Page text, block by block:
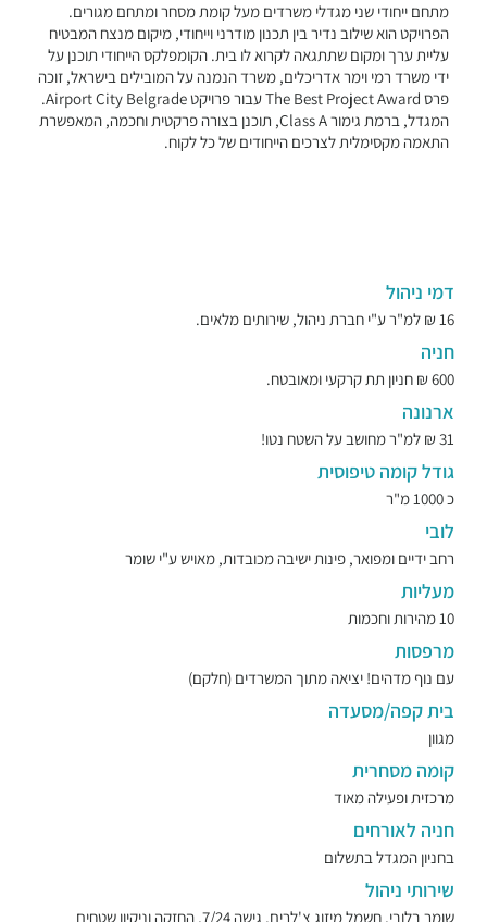
מתחם ייחודי שני מגדלי משרדים מעל קומת מסחר ומתחם מגורים.
הפרויקט הוא שילוב נדיר בין תכנון מודרני וייחודי, מיקום מנצח המבטיח
עליית ערך ומקום שתתגאה לקרוא לו בית. הקומפלקס הייחודי תוכנן על
ידי משרד רמי וימר אדריכלים, משרד הנמנה על המובילים בישראל, זוכה
פרס The Best Project Award עבור פרויקט Airport City Belgrade.
המגדל, ברמת גימור Class A, תוכנן בצורה פרקטית וחכמה, המאפשרת
התאמה מקסימלית לצרכים הייחודים של כל לקוח.
דמי ניהול
16 ₪ למ"ר ע"י חברת ניהול, שירותים מלאים.
חניה
600 ₪ חניון תת קרקעי ומאובטח.
ארנונה
31 ₪ למ"ר מחושב על השטח נטו!
גודל קומה טיפוסית
כ 1000 מ"ר
לובי
רחב ידיים ומפואר, פינות ישיבה מכובדות, מאויש ע"י שומר
מעליות
10 מהירות וחכמות
מרפסות
עם נוף מדהים! יציאה מתוך המשרדים (חלקם)
בית קפה/מסעדה
מגוון
קומה מסחרית
מרכזית ופעילה מאוד
חניה לאורחים
בחניון המגדל בתשלום
שירותי ניהול
שומר בלובי, חשמל מיזוג צ'לרים, גישה 7/24, החזקה וניקיון שטחים